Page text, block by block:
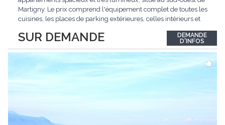
SUR DEMANDE
Martigny. Le prix comprend l'équipement complet de toutes les
cuisines, les places de parking extérieures, celles intérieurs et
opportunité exclusive avec un rendement intéressant. Plus
d'informations...
DEMANDE
D'INFOS